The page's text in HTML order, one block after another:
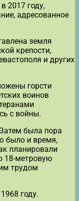
2017 году,
адресованное
земля
крепости,
и других
горсти
воинов
с войны.
была пора
было и время,
планировали
18-метровую
трудом
году.